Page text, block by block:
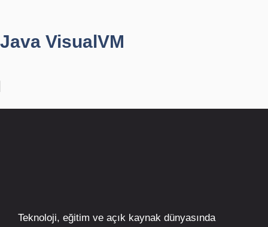
Java VisualVM
Teknoloji, eğitim ve açık kaynak dünyasında